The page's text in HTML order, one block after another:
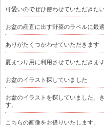
可愛いのでぜひ使わせていただきた
お盆の産直に出す野菜のラベルに最適
ありがたくつかわせていただきます
夏まつり用に利用させていただきます
お盆のイラスト探していました
お盆のイラストを探していました。
す。
こちらの画像をお借りいたします。